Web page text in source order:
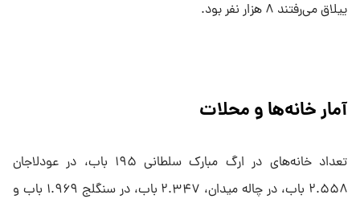
ییلاق می‌رفتند ۸ هزار نفر بود.
آمار خانه‌ها و محلات
تعداد خانه‌های در ارگ مبارک سلطانی ۱۹۵ باب، در عودلاجان
۲.۵۵۸ باب، در چاله میدان، ۲.۳۴۷ باب، در سنگلج ۱.۹۶۹ باب و